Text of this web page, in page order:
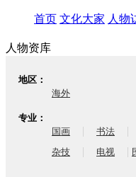
首页 文化大家 人物
人物资库
地区：
海外
专业：
国画
| 书法 |
杂技 | 电视 |